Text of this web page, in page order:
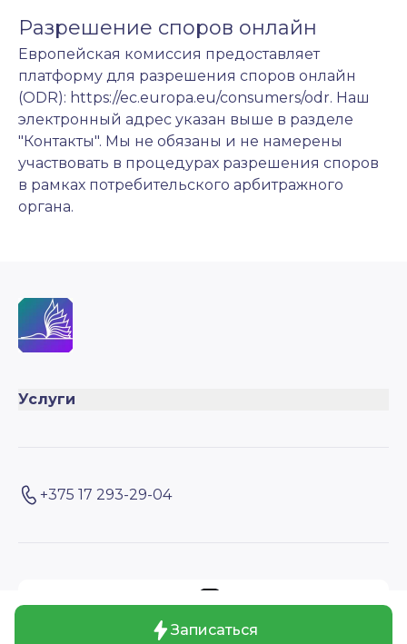
Разрешение споров онлайн
Европейская комиссия предоставляет
платформу для разрешения споров онлайн
(ODR): https://ec.europa.eu/consumers/odr. Наш
электронный адрес указан выше в разделе
"Контакты". Мы не обязаны и не намерены
участвовать в процедурах разрешения споров
в рамках потребительского арбитражного
органа.
Услуги
+375 17 293-29-04
© 2026 Зал коворкинга Атриум (1 этаж)
Записаться